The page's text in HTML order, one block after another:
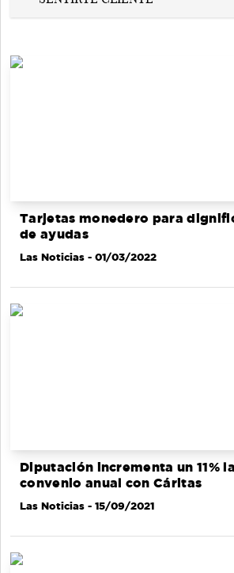
Tarjetas monedero para
de ayudas
Las Noticias - 01/03/2022
Diputación incrementa un 11%
convenio anual con Cáritas
Las Noticias - 15/09/2021